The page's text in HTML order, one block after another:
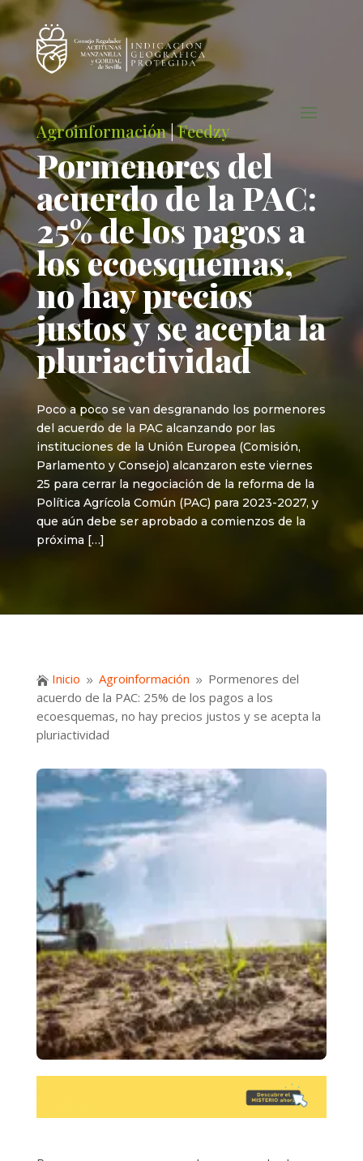
Agroinformación|Feedzy
Pormenores del
acuerdo de la PAC:
25% de los pagos a
los ecoesquemas,
no hay precios
justos y se acepta la
pluriactividad
Poco a poco se van desgranando los pormenores
del acuerdo de la PAC alcanzando por las
instituciones de la Unión Europea (Comisión,
Parlamento y Consejo) alcanzaron este viernes
25 para cerrar la negociación de la reforma de la
Política Agrícola Común (PAC) para 2023-2027, y
que aún debe ser aprobado a comienzos de la
próxima […]
 Inicio 9 Agroinformación 9 Pormenores del
acuerdo de la PAC: 25% de los pagos a los
ecoesquemas, no hay precios justos y se acepta la
pluriactividad